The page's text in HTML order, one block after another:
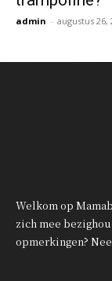
admin - augustus 26,
Welkom op
zich mee
opmerkingen?